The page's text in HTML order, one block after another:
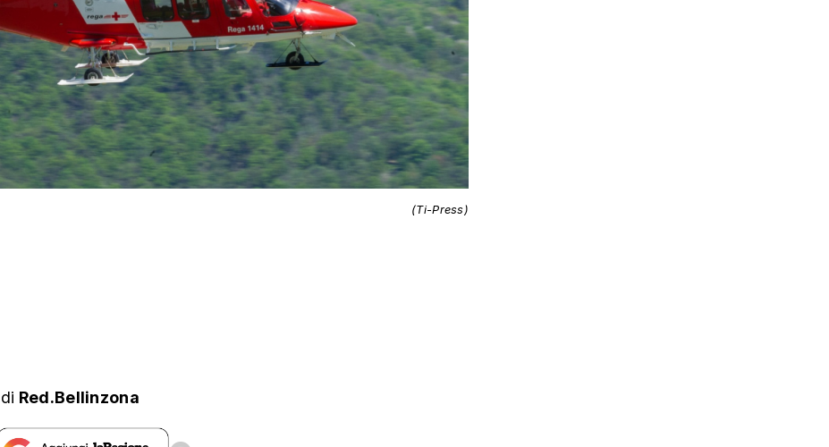
(Ti-Press)
di Red.Bellinzona